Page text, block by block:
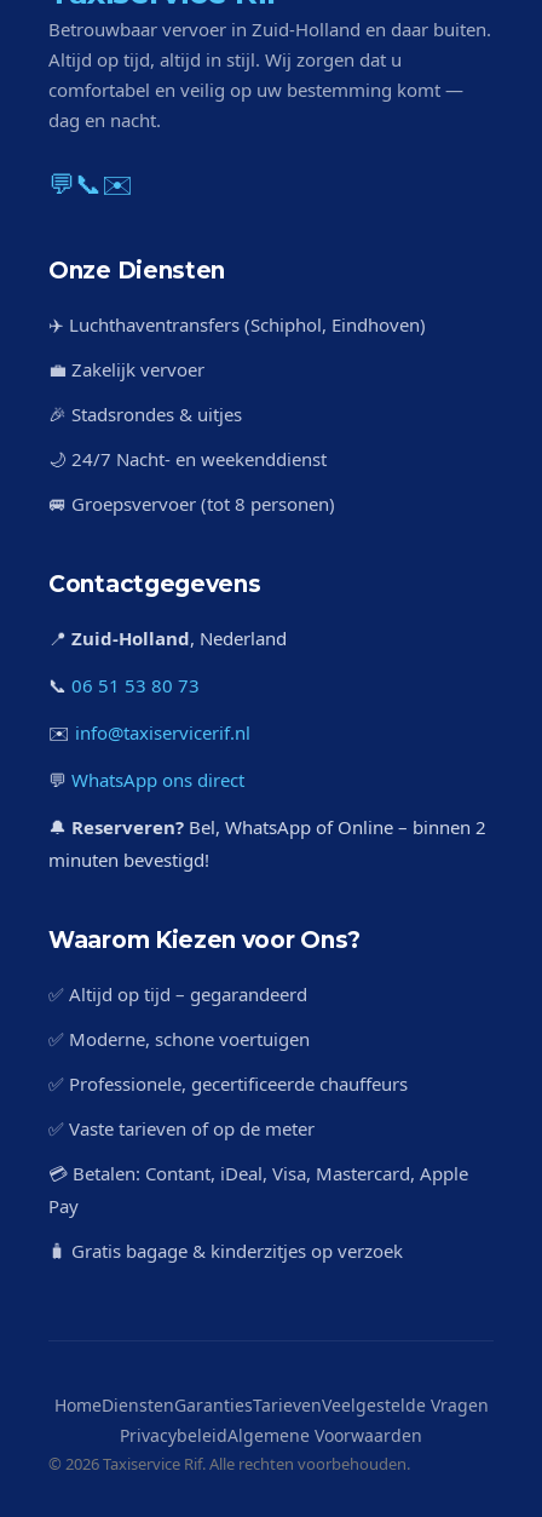
Betrouwbaar vervoer in Zuid-Holland en daar buiten.
Altijd op tijd, altijd in stijl. Wij zorgen dat u
comfortabel en veilig op uw bestemming komt —
dag en nacht.
💬📞✉️
Onze Diensten
✈️ Luchthaventransfers (Schiphol, Eindhoven)
💼 Zakelijk vervoer
🎉 Stadsrondes & uitjes
🌙 24/7 Nacht- en weekenddienst
🚐 Groepsvervoer (tot 8 personen)
Contactgegevens
📍 Zuid-Holland, Nederland
📞 06 51 53 80 73
✉️ info@taxiservicerif.nl
💬 WhatsApp ons direct
🔔 Reserveren? Bel, WhatsApp of Online – binnen 2
minuten bevestigd!
Waarom Kiezen voor Ons?
✅ Altijd op tijd – gegarandeerd
✅ Moderne, schone voertuigen
✅ Professionele, gecertificeerde chauffeurs
✅ Vaste tarieven of op de meter
💳 Betalen: Contant, iDeal, Visa, Mastercard, Apple
Pay
🧳 Gratis bagage & kinderzitjes op verzoek
HomeDienstenGarantiesTarievenVeelgestelde Vragen
PrivacybeleidAlgemene Voorwaarden
© 2026 Taxiservice Rif. Alle rechten voorbehouden.